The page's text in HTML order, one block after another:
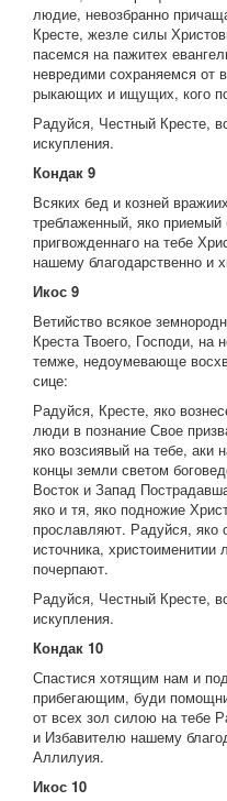
людие, невозбранно
Кресте, жезле силы
пасемся на пажитех
невредими сохраняемся от
рыкающих и ищущих, кого
Радуйся, Честный Кресте,
искупления.
Кондак 9
Всяких бед и козней
треблаженный, яко приемый
пригвожденнаго на тебе
нашему благодарственно и
Икос 9
Ветийство всякое
Креста Твоего, Господи,
темже, недоумевающе
сице:
Радуйся, Кресте, яко
люди в познание Свое
яко возсиявый на тебе, аки
концы земли светом
Восток и Запад
яко и тя, яко подножие
прославляют. Радуйся, яко
источника,
почерпают.
Радуйся, Честный Кресте,
искупления.
Кондак 10
Спастися хотящим нам и
прибегающим, буди
от всех зол силою на тебе
и Избавителю нашему
Аллилуия.
Икос 10